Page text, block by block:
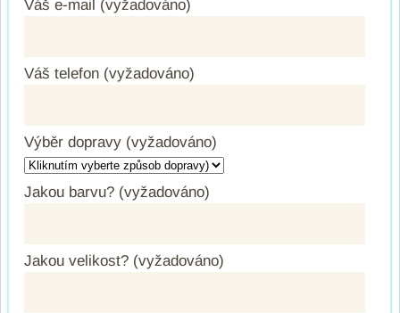
Váš e-mail (vyžadováno)
Váš telefon (vyžadováno)
Výběr dopravy (vyžadováno)
Jakou barvu? (vyžadováno)
Jakou velikost? (vyžadováno)